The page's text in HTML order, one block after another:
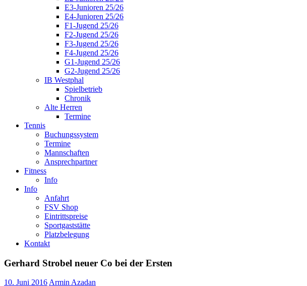
E3-Junioren 25/26
E4-Junioren 25/26
F1-Jugend 25/26
F2-Jugend 25/26
F3-Jugend 25/26
F4-Jugend 25/26
G1-Jugend 25/26
G2-Jugend 25/26
IB Westphal
Spielbetrieb
Chronik
Alte Herren
Termine
Tennis
Buchungssystem
Termine
Mannschaften
Ansprechpartner
Fitness
Info
Info
Anfahrt
FSV Shop
Eintrittspreise
Sportgaststätte
Platzbelegung
Kontakt
Gerhard Strobel neuer Co bei der Ersten
10. Juni 2016 Armin Azadan